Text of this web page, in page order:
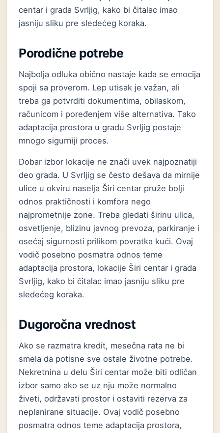
centar i grada Svrljig, kako bi čitalac imao
jasniju sliku pre sledećeg koraka.
Porodične potrebe
Najbolja odluka obično nastaje kada se emocija
spoji sa proverom. Lep utisak je važan, ali
treba ga potvrditi dokumentima, obilaskom,
računicom i poređenjem više alternativa. Tako
adaptacija prostora u gradu Svrljig postaje
mnogo sigurniji proces.
Dobar izbor lokacije ne znači uvek najpoznatiji
deo grada. U Svrljig se često dešava da mirnije
ulice u okviru naselja Širi centar pruže bolji
odnos praktičnosti i komfora nego
najprometnije zone. Treba gledati širinu ulica,
osvetljenje, blizinu javnog prevoza, parkiranje i
osećaj sigurnosti prilikom povratka kući. Ovaj
vodič posebno posmatra odnos teme
adaptacija prostora, lokacije Širi centar i grada
Svrljig, kako bi čitalac imao jasniju sliku pre
sledećeg koraka.
Dugoročna vrednost
Ako se razmatra kredit, mesečna rata ne bi
smela da potisne sve ostale životne potrebe.
Nekretnina u delu Širi centar može biti odličan
izbor samo ako se uz nju može normalno
živeti, održavati prostor i ostaviti rezerva za
neplanirane situacije. Ovaj vodič posebno
posmatra odnos teme adaptacija prostora,